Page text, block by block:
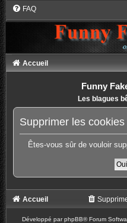
FAQ
Accueil
Funny
Les blagues
Supprimer les cookies
Êtes-vous sûr de vouloir
Accueil
Développé parphpBB® Forum